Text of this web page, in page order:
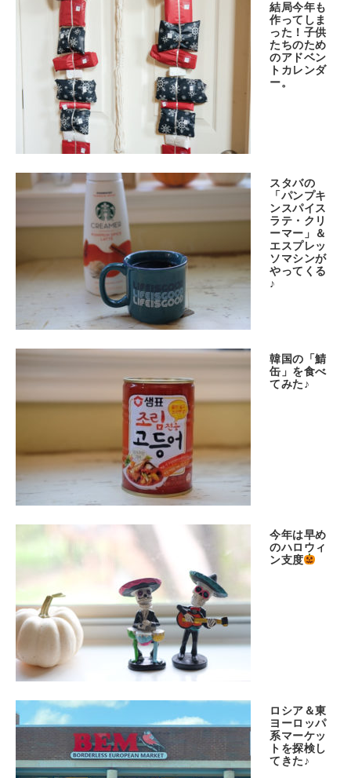
結局今年も
作ってしま
った！子供
たちのため
のアドベン
トカレンダ
ー。
スタバの
「パンプキ
ンスパイス
ラテ・クリ
ーマー」＆
エスプレッ
ソマシンが
やってくる
♪
韓国の「鯖
缶」を食べ
てみた♪
今年は早め
のハロウィ
ン支度
ロシア＆東
ヨーロッパ
系マーケッ
トを探検し
てきた♪